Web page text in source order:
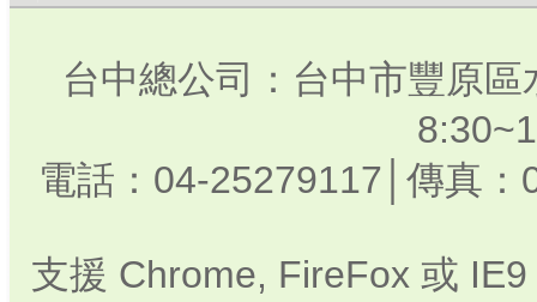
台中總公司：台中市豐原
電話：04-25279117│傳真
支援 Chrome, FireFox 或